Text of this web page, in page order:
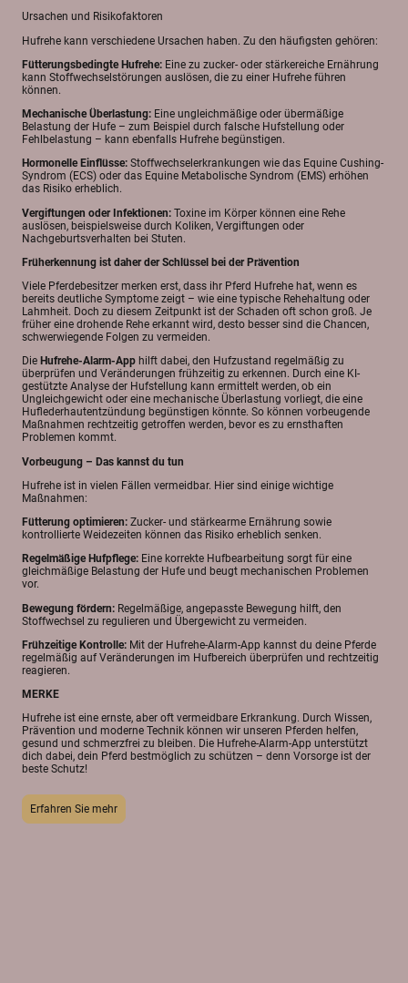
Ursachen und Risikofaktoren
Hufrehe kann verschiedene Ursachen haben. Zu den häufigsten gehören:
Fütterungsbedingte Hufrehe: Eine zu zucker- oder stärkereiche Ernährung
kann Stoffwechselstörungen auslösen, die zu einer Hufrehe führen
können.
Mechanische Überlastung: Eine ungleichmäßige oder übermäßige
Belastung der Hufe – zum Beispiel durch falsche Hufstellung oder
Fehlbelastung – kann ebenfalls Hufrehe begünstigen.
Hormonelle Einflüsse: Stoffwechselerkrankungen wie das Equine Cushing-
Syndrom (ECS) oder das Equine Metabolische Syndrom (EMS) erhöhen
das Risiko erheblich.
Vergiftungen oder Infektionen: Toxine im Körper können eine Rehe
auslösen, beispielsweise durch Koliken, Vergiftungen oder
Nachgeburtsverhalten bei Stuten.
Früherkennung ist daher der Schlüssel bei der Prävention
Viele Pferdebesitzer merken erst, dass ihr Pferd Hufrehe hat, wenn es
bereits deutliche Symptome zeigt – wie eine typische Rehehaltung oder
Lahmheit. Doch zu diesem Zeitpunkt ist der Schaden oft schon groß. Je
früher eine drohende Rehe erkannt wird, desto besser sind die Chancen,
schwerwiegende Folgen zu vermeiden.
Die Hufrehe-Alarm-App hilft dabei, den Hufzustand regelmäßig zu
überprüfen und Veränderungen frühzeitig zu erkennen. Durch eine KI-
gestützte Analyse der Hufstellung kann ermittelt werden, ob ein
Ungleichgewicht oder eine mechanische Überlastung vorliegt, die eine
Huflederhautentzündung begünstigen könnte. So können vorbeugende
Maßnahmen rechtzeitig getroffen werden, bevor es zu ernsthaften
Problemen kommt.
Vorbeugung – Das kannst du tun
Hufrehe ist in vielen Fällen vermeidbar. Hier sind einige wichtige
Maßnahmen:
Fütterung optimieren: Zucker- und stärkearme Ernährung sowie
kontrollierte Weidezeiten können das Risiko erheblich senken.
Regelmäßige Hufpflege: Eine korrekte Hufbearbeitung sorgt für eine
gleichmäßige Belastung der Hufe und beugt mechanischen Problemen
vor.
Bewegung fördern: Regelmäßige, angepasste Bewegung hilft, den
Stoffwechsel zu regulieren und Übergewicht zu vermeiden.
Frühzeitige Kontrolle: Mit der Hufrehe-Alarm-App kannst du deine Pferde
regelmäßig auf Veränderungen im Hufbereich überprüfen und rechtzeitig
reagieren.
MERKE
Hufrehe ist eine ernste, aber oft vermeidbare Erkrankung. Durch Wissen,
Prävention und moderne Technik können wir unseren Pferden helfen,
gesund und schmerzfrei zu bleiben. Die Hufrehe-Alarm-App unterstützt
dich dabei, dein Pferd bestmöglich zu schützen – denn Vorsorge ist der
beste Schutz!
Erfahren Sie mehr